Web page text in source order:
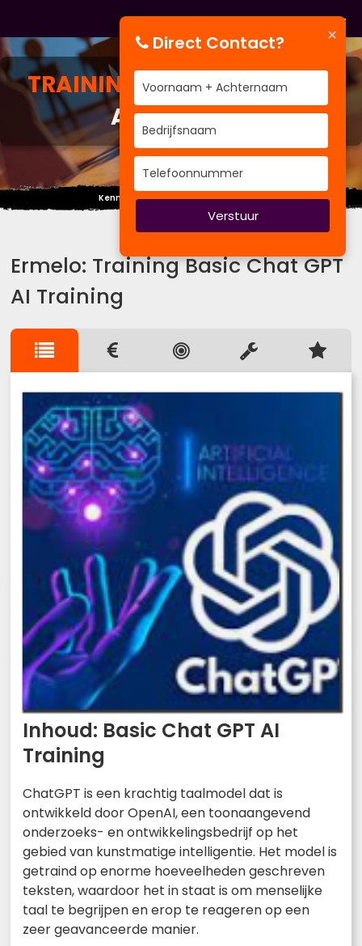
TRAININGBASIC CHAT GPT
AI TRAINING
Kennis kun je niet eisen of afdwingen.
Ermelo: Training Basic Chat GPT
AI Training
Inhoud: Basic Chat GPT AI
Training
ChatGPT is een krachtig taalmodel dat is
ontwikkeld door OpenAI, een toonaangevend
onderzoeks- en ontwikkelingsbedrijf op het
gebied van kunstmatige intelligentie. Het model is
getraind op enorme hoeveelheden geschreven
teksten, waardoor het in staat is om menselijke
taal te begrijpen en erop te reageren op een
zeer geavanceerde manier.
×
Direct Contact?
Verstuur